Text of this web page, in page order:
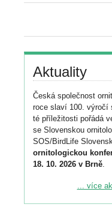
Aktuality
Česká společnost
roce slaví 100. výročí
té příležitosti pořádá
se Slovenskou
SOS/BirdLife
ornitologickou
18. 10. 2026 v Brně.
Podrobnější ... více